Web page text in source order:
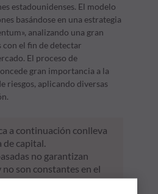
estadounidenses. El modelo
basándose en una estrategia
analizando una gran
el fin de detectar
El proceso de
gran importancia a la
riesgos, aplicando diversas
a continuación conlleva
de capital.
no garantizan
son constantes en el